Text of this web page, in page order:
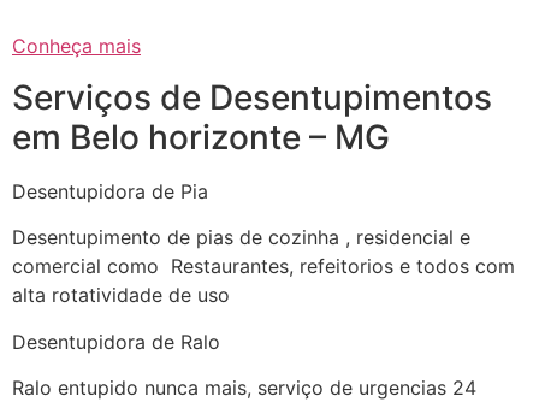
Conheça mais
Serviços de Desentupimentos
em Belo horizonte – MG
Desentupidora de Pia
Desentupimento de pias de cozinha , residencial e
comercial como Restaurantes, refeitorios e todos com
alta rotatividade de uso
Desentupidora de Ralo
Ralo entupido nunca mais, serviço de urgencias 24